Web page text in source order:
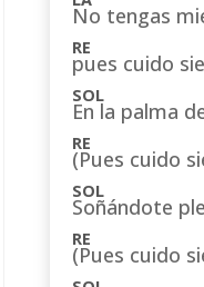
No tengas
pues cuido
En la palma
(Pues cuido
Soñándote
(Pues cuido